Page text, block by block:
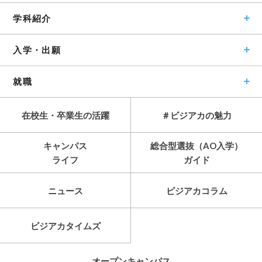
学科紹介
入学・出願
就職
在校生・卒業生の活躍 ＃ビジアカの魅力
キャンパス
ライフ
総合型選抜（AO入学）
ガイド
ニュース ビジアカコラム
ビジアカタイムズ